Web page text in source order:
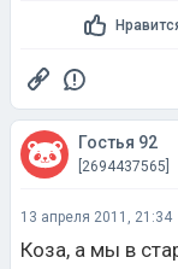
Гостья 92
[2694437565]
13 апреля 2011, 21:34
Коза, а мы в